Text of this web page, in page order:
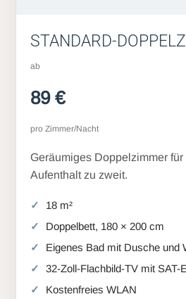
STANDARD-
ab
89 €
pro Zimmer/Nacht
Geräumiges Doppelzimmer
Aufenthalt zu zweit.
18 m²
Doppelbett, 180 × 200 cm
Eigenes Bad mit Dusche und
32-Zoll-Flachbild-TV mit SAT-
Kostenfreies WLAN